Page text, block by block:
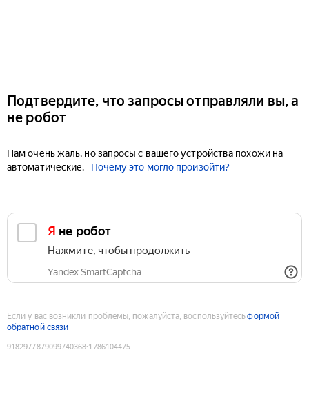
Подтвердите, что запросы отправляли вы, а
не робот
Нам очень жаль, но запросы с вашего устройства похожи на
автоматические.
Почему это могло произойти?
Я не робот
Нажмите, чтобы продолжить
Yandex SmartCaptcha
Если у вас возникли проблемы, пожалуйста, воспользуйтесьформой
обратной связи
9182977879099740368:1786104475